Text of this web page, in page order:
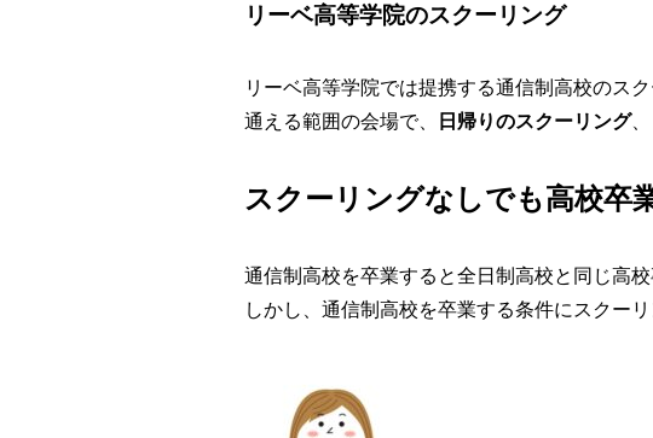
リーベ高等学院のスクーリング
リーベ高等学院では提携する通信制高校のス
通える範囲の会場で、
日帰りのスクーリング
スクーリングなしでも高校卒
通信制高校を卒業すると全日制高校と同じ高校
しかし、通信制高校を卒業する条件にスクー